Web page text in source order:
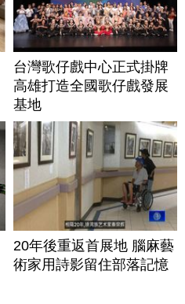
台灣歌仔戲中心正式掛牌
高雄打造全國歌仔戲發展
基地
20年後重返首展地 腦麻藝
術家用詩影留住部落記憶